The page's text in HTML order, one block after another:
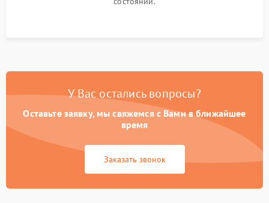
У Вас остались вопросы?
Оставьте заявку, мы свяжемся с Вами в ближайшее
время
Заказать звонок